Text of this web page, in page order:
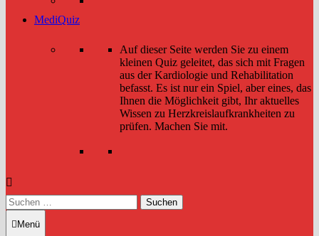
MediQuiz
Auf dieser Seite werden Sie zu einem
kleinen Quiz geleitet, das sich mit Fragen
aus der Kardiologie und Rehabilitation
befasst. Es ist nur ein Spiel, aber eines, das
Ihnen die Möglichkeit gibt, Ihr aktuelles
Wissen zu Herzkreislaufkrankheiten zu
prüfen. Machen Sie mit.
Suchen
nach:
Menü